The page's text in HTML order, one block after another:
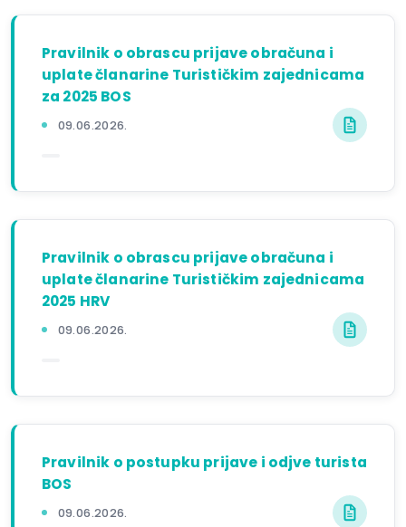
Pravilnik o obrascu prijave obračuna i
uplate članarine Turističkim zajednicama
za 2025 BOS
09.06.2026.
Pravilnik o obrascu prijave obračuna i
uplate članarine Turističkim zajednicama
2025 HRV
09.06.2026.
Pravilnik o postupku prijave i odjve turista
BOS
09.06.2026.